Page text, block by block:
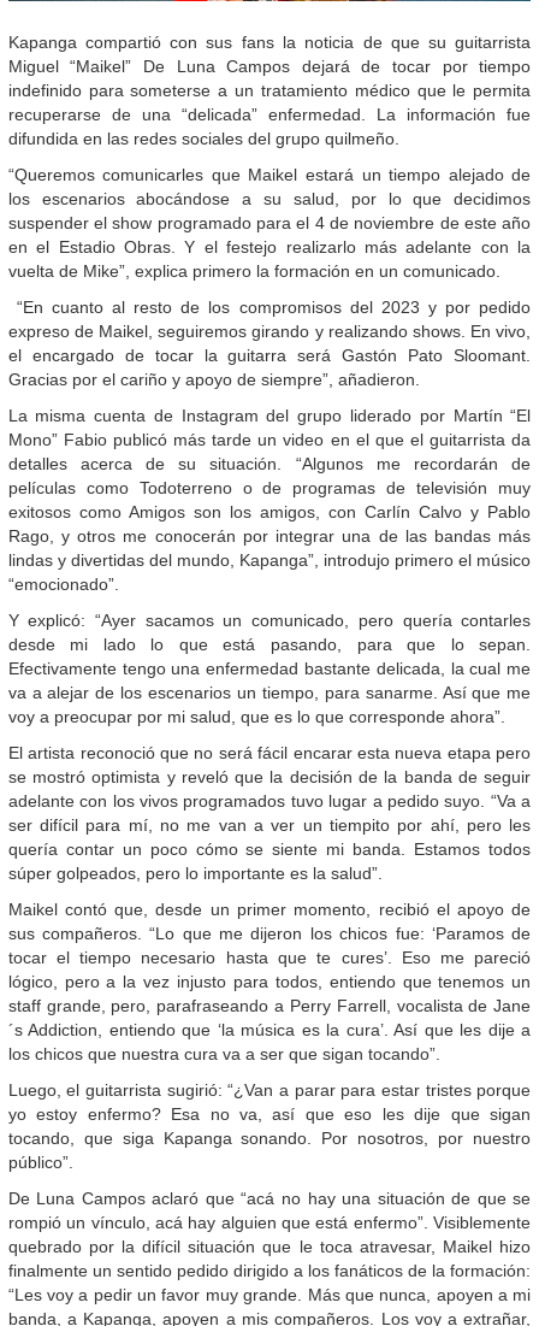
Kapanga compartió con sus fans la noticia de que su guitarrista
Miguel “Maikel” De Luna Campos dejará de tocar por tiempo
indefinido para someterse a un tratamiento médico que le permita
recuperarse de una “delicada” enfermedad. La información fue
difundida en las redes sociales del grupo quilmeño.
“Queremos comunicarles que Maikel estará un tiempo alejado de
los escenarios abocándose a su salud, por lo que decidimos
suspender el show programado para el 4 de noviembre de este año
en el Estadio Obras. Y el festejo realizarlo más adelante con la
vuelta de Mike”, explica primero la formación en un comunicado.
“En cuanto al resto de los compromisos del 2023 y por pedido
expreso de Maikel, seguiremos girando y realizando shows. En vivo,
el encargado de tocar la guitarra será Gastón Pato Sloomant.
Gracias por el cariño y apoyo de siempre”, añadieron.
La misma cuenta de Instagram del grupo liderado por Martín “El
Mono” Fabio publicó más tarde un video en el que el guitarrista da
detalles acerca de su situación. “Algunos me recordarán de
películas como Todoterreno o de programas de televisión muy
exitosos como Amigos son los amigos, con Carlín Calvo y Pablo
Rago, y otros me conocerán por integrar una de las bandas más
lindas y divertidas del mundo, Kapanga”, introdujo primero el músico
“emocionado”.
Y explicó: “Ayer sacamos un comunicado, pero quería contarles
desde mi lado lo que está pasando, para que lo sepan.
Efectivamente tengo una enfermedad bastante delicada, la cual me
va a alejar de los escenarios un tiempo, para sanarme. Así que me
voy a preocupar por mi salud, que es lo que corresponde ahora”.
El artista reconoció que no será fácil encarar esta nueva etapa pero
se mostró optimista y reveló que la decisión de la banda de seguir
adelante con los vivos programados tuvo lugar a pedido suyo. “Va a
ser difícil para mí, no me van a ver un tiempito por ahí, pero les
quería contar un poco cómo se siente mi banda. Estamos todos
súper golpeados, pero lo importante es la salud”.
Maikel contó que, desde un primer momento, recibió el apoyo de
sus compañeros. “Lo que me dijeron los chicos fue: ‘Paramos de
tocar el tiempo necesario hasta que te cures’. Eso me pareció
lógico, pero a la vez injusto para todos, entiendo que tenemos un
staff grande, pero, parafraseando a Perry Farrell, vocalista de Jane
´s Addiction, entiendo que ‘la música es la cura’. Así que les dije a
los chicos que nuestra cura va a ser que sigan tocando”.
Luego, el guitarrista sugirió: “¿Van a parar para estar tristes porque
yo estoy enfermo? Esa no va, así que eso les dije que sigan
tocando, que siga Kapanga sonando. Por nosotros, por nuestro
público”.
De Luna Campos aclaró que “acá no hay una situación de que se
rompió un vínculo, acá hay alguien que está enfermo”. Visiblemente
quebrado por la difícil situación que le toca atravesar, Maikel hizo
finalmente un sentido pedido dirigido a los fanáticos de la formación:
“Les voy a pedir un favor muy grande. Más que nunca, apoyen a mi
banda, a Kapanga, apoyen a mis compañeros. Los voy a extrañar,